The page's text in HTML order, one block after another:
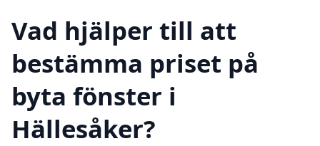
Vad hjälper till att
bestämma priset på
byta fönster i
Hällesåker?